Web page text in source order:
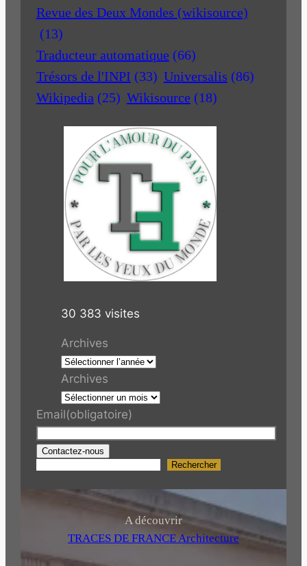
Revue des Deux Mondes (wikisource)
(13)
Traducteur automatique (66)
Trésors de l'INPI (33) Universalis (86)
Wikipedia (25) Wikisource (18)
30 383 visites
Archives
Archives
Email(obligatoire)
Contactez-nous
r
Rechercher
A découvrir
TRACES DE FRANCE Architecture